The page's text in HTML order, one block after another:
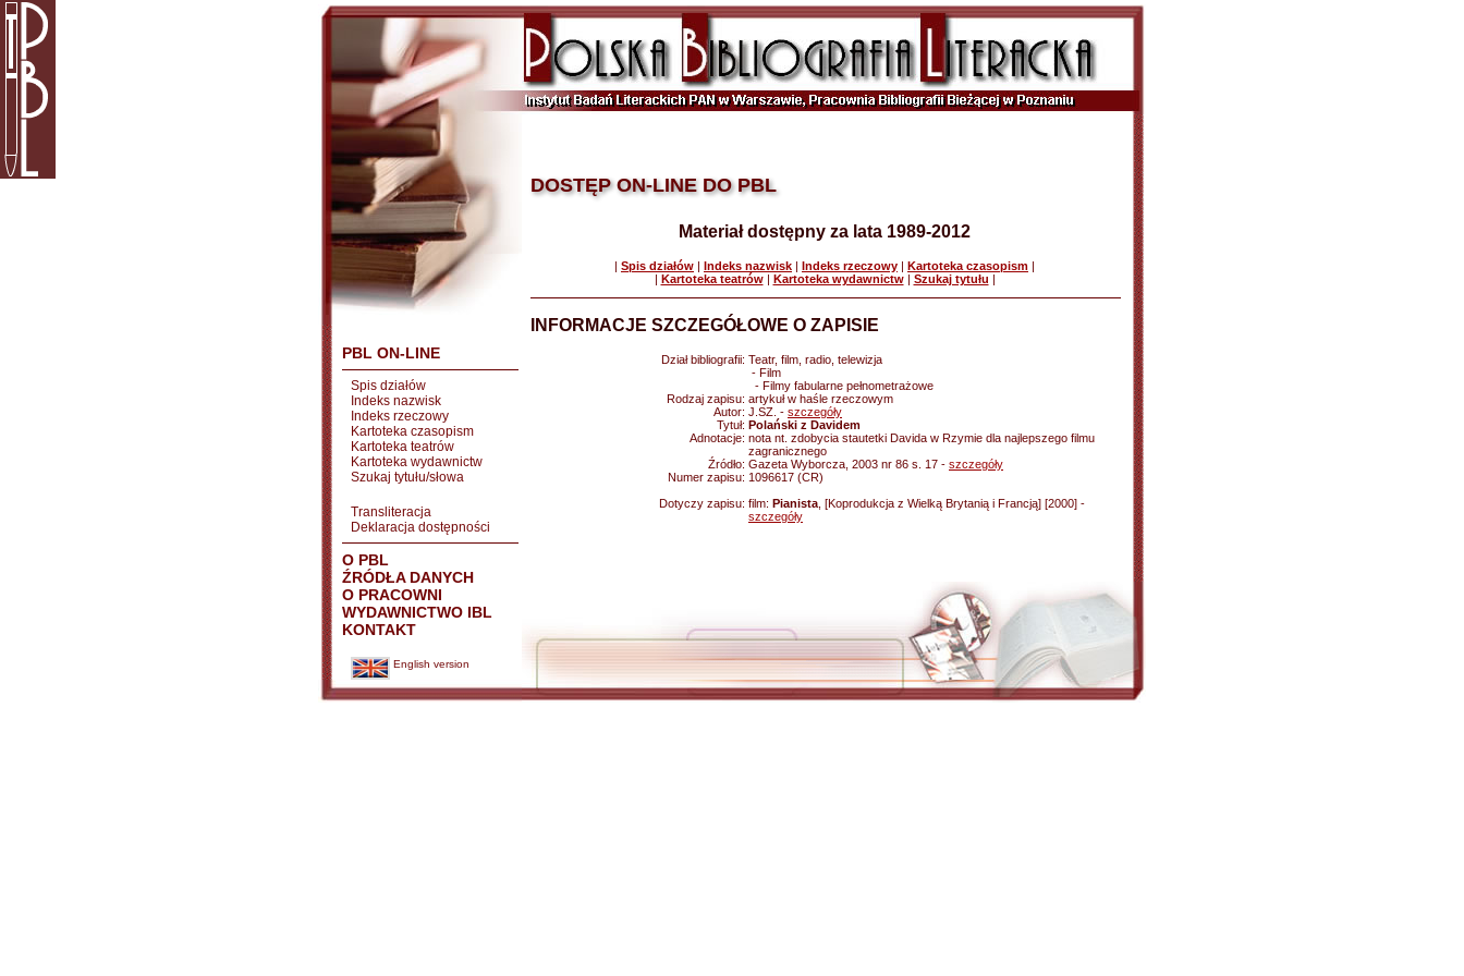
PBL ON-LINE
Spis działów
Indeks nazwisk
Indeks rzeczowy
Kartoteka czasopism
Kartoteka teatrów
Kartoteka wydawnictw
Szukaj tytułu/słowa
Transliteracja
Deklaracja dostępności
O PBL
ŹRÓDŁA DANYCH
O PRACOWNI
WYDAWNICTWO IBL
KONTAKT
English version
DOSTĘP ON-LINE DO PBL
Materiał dostępny za lata 1989-2012
| Spis działów | Indeks nazwisk | Indeks rzeczowy | Kartoteka czasopism |
| Kartoteka teatrów| Kartoteka wydawnictw| Szukaj tytułu |
INFORMACJE SZCZEGÓŁOWE O ZAPISIE
Dział bibliografii: Teatr, film, radio, telewizja
- Film
- Filmy fabularne pełnometrażowe
Rodzaj zapisu: artykuł w haśle rzeczowym
Autor: J.SZ. - szczegóły
Tytuł: Polański z Davidem
Adnotacje: nota nt. zdobycia stautetki Davida w Rzymie dla najlepszego filmu
zagranicznego
Źródło: Gazeta Wyborcza, 2003 nr 86 s. 17 - szczegóły
Numer zapisu: 1096617 (CR)
Dotyczy zapisu: film: Pianista , [Koprodukcja z Wielką Brytanią i Francją] [2000] -
szczegóły